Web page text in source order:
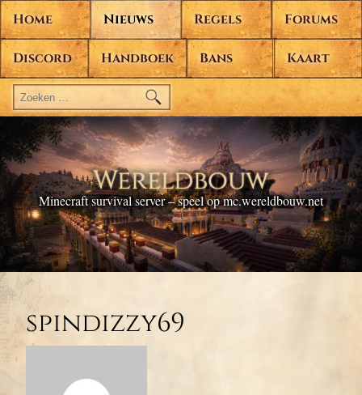
Home Nieuws Regels Forums
Discord Handboek Bans
Kaart
Zoeken
naar:
Wereldbouw
Minecraft survival server – speel op mc.wereldbouw.net
spindizzy69